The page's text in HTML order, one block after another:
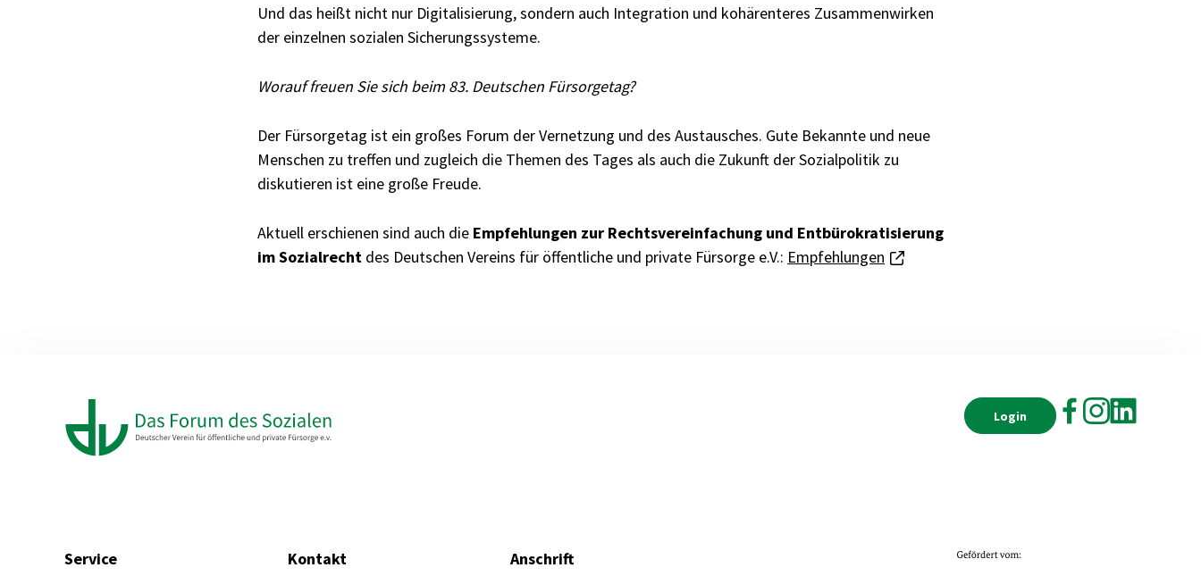
Und das heißt nicht nur Digitalisierung, sondern auch Integration und kohärenteres Zusammenwirken
der einzelnen sozialen Sicherungssysteme.
Worauf freuen Sie sich beim 83. Deutschen Fürsorgetag?
Der Fürsorgetag ist ein großes Forum der Vernetzung und des Austausches. Gute Bekannte und neue
Menschen zu treffen und zugleich die Themen des Tages als auch die Zukunft der Sozialpolitik zu
diskutieren ist eine große Freude.
Aktuell erschienen sind auch die Empfehlungen zur Rechtsvereinfachung und Entbürokratisierung
im Sozialrecht des Deutschen Vereins für öffentliche und private Fürsorge e.V.: Empfehlungen
Login
Service Kontakt Anschrift